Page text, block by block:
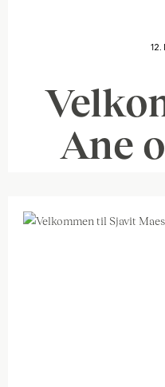
Ane
12.